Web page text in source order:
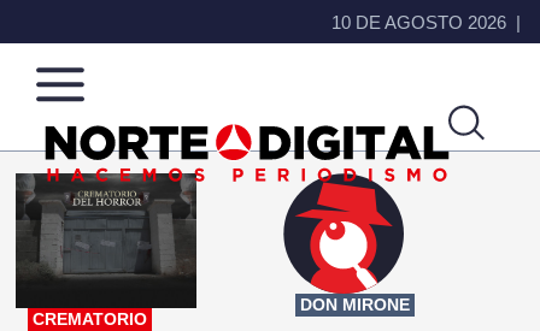
10 DE AGOSTO 2026
Norte
de
Ciudad
Más
que
noticias,
hacemos periodismo
CREMATORIO
DON MIRONE